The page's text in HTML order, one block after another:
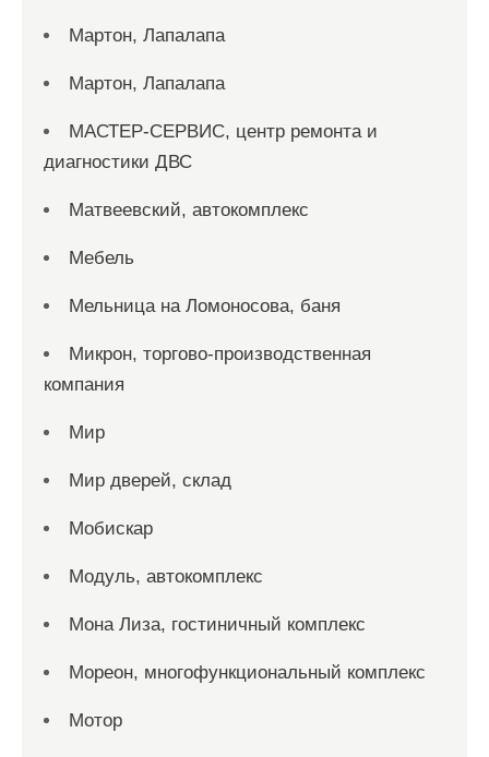
Мартон, Лапалапа
Мартон, Лапалапа
МАСТЕР-СЕРВИС, центр ремонта и
диагностики ДВС
Матвеевский, автокомплекс
Мебель
Мельница на Ломоносова, баня
Микрон, торгово-производственная
компания
Мир
Мир дверей, склад
Мобискар
Модуль, автокомплекс
Мона Лиза, гостиничный комплекс
Мореон, многофункциональный комплекс
Мотор